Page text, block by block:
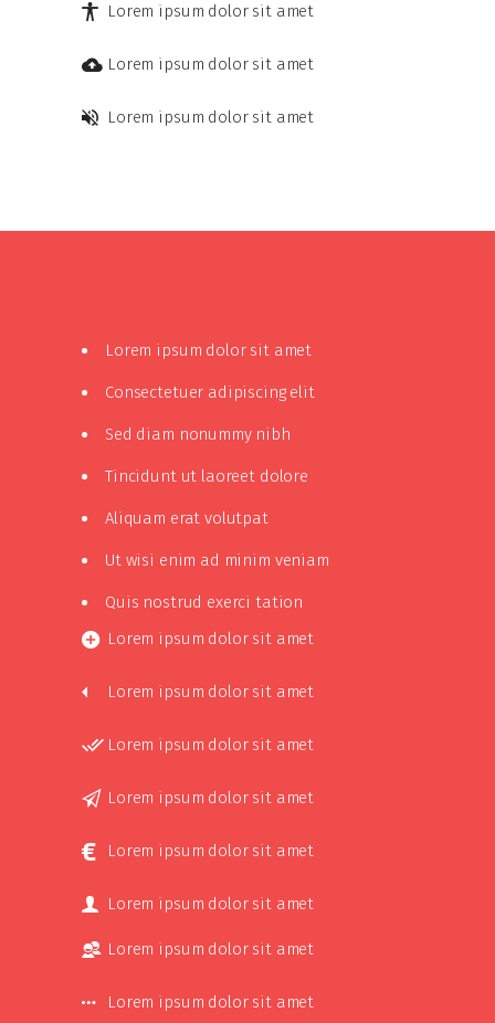
Lorem ipsum dolor sit amet
Lorem ipsum dolor sit amet
Lorem ipsum dolor sit amet
Lorem ipsum dolor sit amet
Consectetuer adipiscing elit
Sed diam nonummy nibh
Tincidunt ut laoreet dolore
Aliquam erat volutpat
Ut wisi enim ad minim veniam
Quis nostrud exerci tation
Lorem ipsum dolor sit amet
Lorem ipsum dolor sit amet
Lorem ipsum dolor sit amet
Lorem ipsum dolor sit amet
Lorem ipsum dolor sit amet
Lorem ipsum dolor sit amet
Lorem ipsum dolor sit amet
Lorem ipsum dolor sit amet